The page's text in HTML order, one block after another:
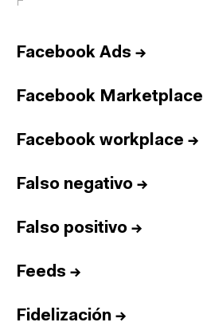
Facebook Ads →
Facebook Marketplace
Facebook workplace →
Falso negativo →
Falso positivo →
Feeds →
Fidelización →